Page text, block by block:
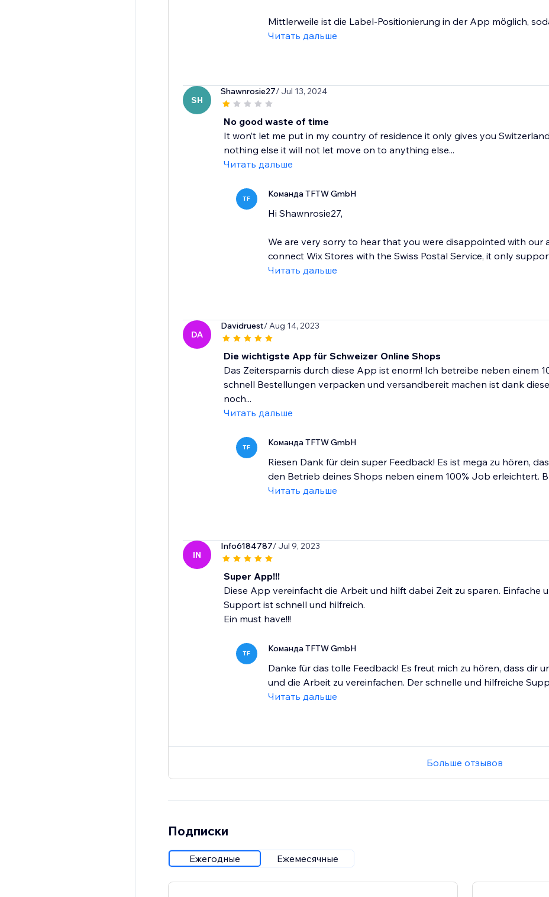
Mittlerweile ist die Label-Positionierung in der App möglich,
Читать дальше
SH
Shawnrosie27/ Jul 13, 2024
No good waste of time
It won’t let me put in my country of residence it only gives you
nothing else it will not let move on to anything else...
Читать дальше
TF Команда TFTW GmbH
Hi Shawnrosie27,
We are very sorry to hear that you were disappointed with our
connect Wix Stores with the Swiss Postal Service, it only
Читать дальше
DA
Davidruest/ Aug 14, 2023
Die wichtigste App für Schweizer Online Shops
Das Zeitersparnis durch diese App ist enorm! Ich betreibe neben einem
schnell Bestellungen verpacken und versandbereit machen ist dank
noch...
Читать дальше
TF Команда TFTW GmbH
Riesen Dank für dein super Feedback! Es ist mega zu hören,
den Betrieb deines Shops neben einem 100% Job erleichtert.
Читать дальше
IN
Info6184787/ Jul 9, 2023
Super App!!!
Diese App vereinfacht die Arbeit und hilft dabei Zeit zu sparen. Einfache
Support ist schnell und hilfreich.
Ein must have!!!
TF Команда TFTW GmbH
Danke für das tolle Feedback! Es freut mich zu hören, dass dir
und die Arbeit zu vereinfachen. Der schnelle und hilfreiche
Читать дальше
Больше отзывов
Подписки
Ежегодные Ежемесячные